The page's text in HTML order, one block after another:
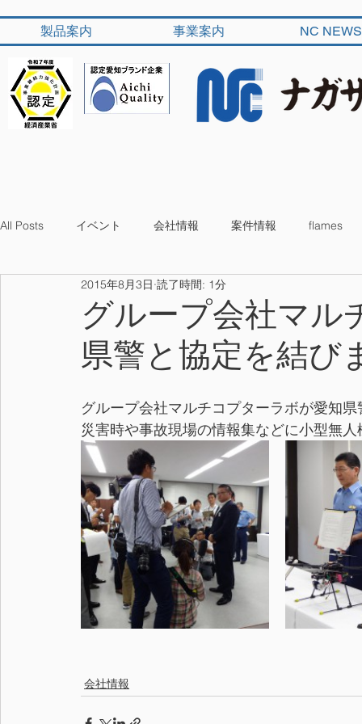
製品案内 事業案内 NC NEWS
All Posts イベント 会社情報 案件情報 flames
グループ会社マル
県警と協定を結び
2015年8月3日 読了時間: 1分
グループ会社マルチコプターラボが愛知
災害時や事故現場の情報集などに小型無
会社情報